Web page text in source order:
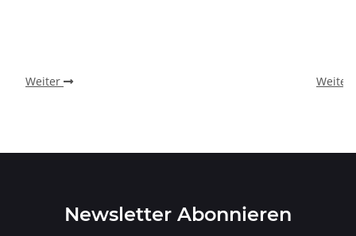
Weiter Weiter
Newsletter Abonnieren